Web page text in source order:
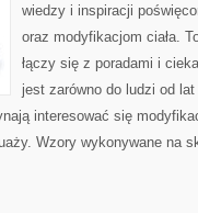
wiedzy i inspiracji
oraz modyfikacjom ciała.
łączy się z poradami i
jest zarówno do ludzi od
interesować się
Wzory wykonywane na